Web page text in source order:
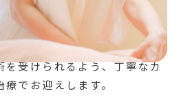
にしています。
ての方や、不安を感じている
を受けられるよう、丁寧なカ
でお迎えします。